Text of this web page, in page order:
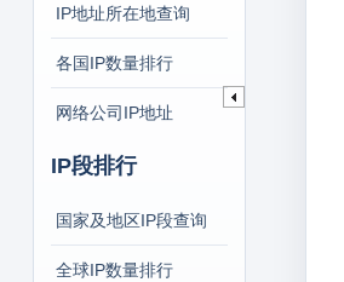
IP地址所在地查询
各国IP数量排行
网络公司IP地址
IP段排行
国家及地区IP段查询
全球IP数量排行